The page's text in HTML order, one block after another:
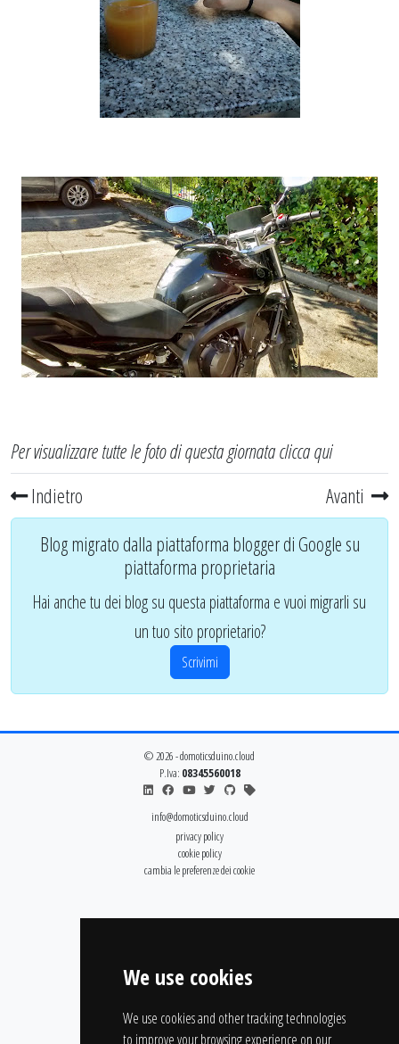
We use cookies
We use cookies and other tracking technologies
to improve your browsing experience on our
Per visualizzare tutte le foto di questa giornataclicca qui
Indietro
Avanti
Blog migrato dalla piattaforma blogger di Google su
piattaforma proprietaria
Hai anche tu dei blog su questa piattaforma e vuoi migrarli su
un tuo sito proprietario?
Scrivimi
© 2026 - domoticsduino.cloud
P.Iva: 08345560018
info@domoticsduino.cloud
privacy policy
cookie policy
cambia le preferenze dei cookie